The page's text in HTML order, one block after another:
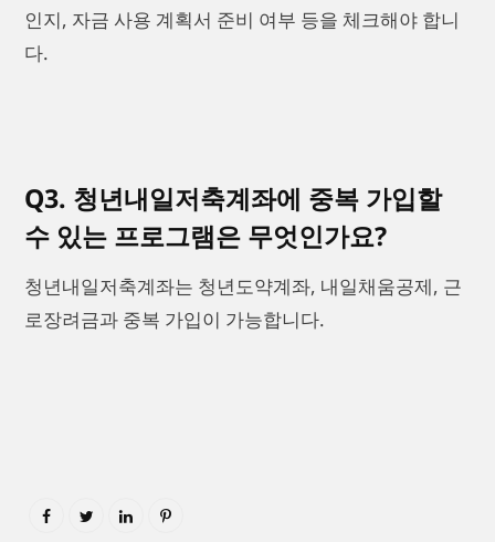
인지, 자금 사용 계획서 준비 여부 등을 체크해야 합니
다.
Q3. 청년내일저축계좌에 중복 가입할
수 있는 프로그램은 무엇인가요?
청년내일저축계좌는 청년도약계좌, 내일채움공제, 근
로장려금과 중복 가입이 가능합니다.